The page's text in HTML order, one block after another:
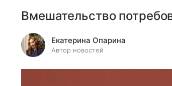
Вмешательство
Екатерина Опарина
Автор новостей